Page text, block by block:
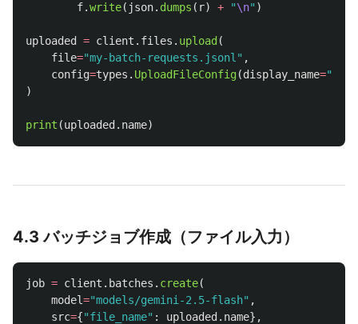
f.write( json. dumps ( r) + "\n" )
uploaded = client . files . upload (
file="my-batch-requests.jsonl " ,
config=types . UploadFileConfig(display_name="
)
print (uploaded . name)
4.3 バッチジョブ作成（ファイル入力）
job = client . batches . create(
model="models/gemini-2.5-flash" ,
src={"file_name" : uploaded . name},